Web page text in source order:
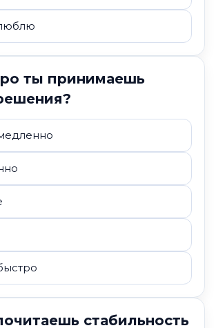
ты принимаешь
стабильность